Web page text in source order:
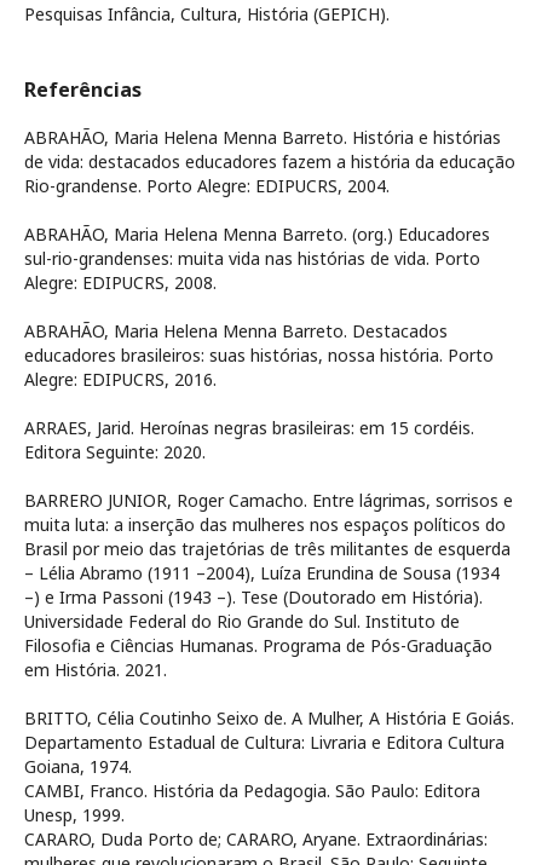
Pesquisas Infância, Cultura, História (GEPICH).
Referências
ABRAHÃO, Maria Helena Menna Barreto. História e histórias
de vida: destacados educadores fazem a história da educação
Rio-grandense. Porto Alegre: EDIPUCRS, 2004.
ABRAHÃO, Maria Helena Menna Barreto. (org.) Educadores
sul-rio-grandenses: muita vida nas histórias de vida. Porto
Alegre: EDIPUCRS, 2008.
ABRAHÃO, Maria Helena Menna Barreto. Destacados
educadores brasileiros: suas histórias, nossa história. Porto
Alegre: EDIPUCRS, 2016.
ARRAES, Jarid. Heroínas negras brasileiras: em 15 cordéis.
Editora Seguinte: 2020.
BARRERO JUNIOR, Roger Camacho. Entre lágrimas, sorrisos e
muita luta: a inserção das mulheres nos espaços políticos do
Brasil por meio das trajetórias de três militantes de esquerda
– Lélia Abramo (1911 –2004), Luíza Erundina de Sousa (1934
–) e Irma Passoni (1943 –). Tese (Doutorado em História).
Universidade Federal do Rio Grande do Sul. Instituto de
Filosofia e Ciências Humanas. Programa de Pós-Graduação
em História. 2021.
BRITTO, Célia Coutinho Seixo de. A Mulher, A História E Goiás.
Departamento Estadual de Cultura: Livraria e Editora Cultura
Goiana, 1974.
CAMBI, Franco. História da Pedagogia. São Paulo: Editora
Unesp, 1999.
CARARO, Duda Porto de; CARARO, Aryane. Extraordinárias: